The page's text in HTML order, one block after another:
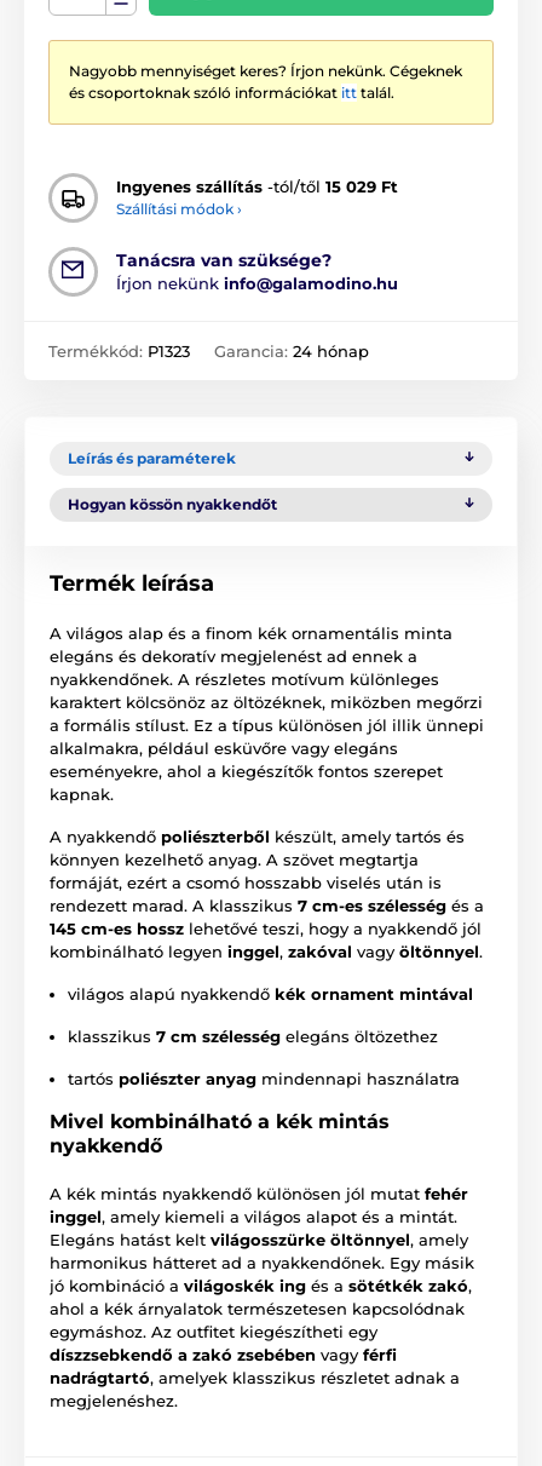
Nagyobb mennyiséget keres? Írjon nekünk. Cégeknek
és csoportoknak szóló információkat itt talál.
Ingyenes szállítás -tól/től 15 029 Ft
Szállítási módok ›
Tanácsra van szüksége?
Írjon nekünk info@galamodino.hu
Termékkód: P1323 Garancia: 24 hónap
Leírás és paraméterek
Hogyan kössön nyakkendőt
Termék leírása
A világos alap és a finom kék ornamentális minta
elegáns és dekoratív megjelenést ad ennek a
nyakkendőnek. A részletes motívum különleges
karaktert kölcsönöz az öltözéknek, miközben megőrzi
a formális stílust. Ez a típus különösen jól illik ünnepi
alkalmakra, például esküvőre vagy elegáns
eseményekre, ahol a kiegészítők fontos szerepet
kapnak.
A nyakkendő poliészterből készült, amely tartós és
könnyen kezelhető anyag. A szövet megtartja
formáját, ezért a csomó hosszabb viselés után is
rendezett marad. A klasszikus 7 cm-es szélesség és a
145 cm-es hossz lehetővé teszi, hogy a nyakkendő jól
kombinálható legyen inggel, zakóval vagy öltönnyel.
világos alapú nyakkendő kék ornament mintával
klasszikus 7 cm szélesség elegáns öltözethez
tartós poliészter anyag mindennapi használatra
Mivel kombinálható a kék mintás
nyakkendő
A kék mintás nyakkendő különösen jól mutat fehér
inggel, amely kiemeli a világos alapot és a mintát.
Elegáns hatást kelt világosszürke öltönnyel, amely
harmonikus hátteret ad a nyakkendőnek. Egy másik
jó kombináció a világoskék ing és a sötétkék zakó,
ahol a kék árnyalatok természetesen kapcsolódnak
egymáshoz. Az outfitet kiegészítheti egy
díszzsebkendő a zakó zsebében vagy férfi
nadrágtartó, amelyek klasszikus részletet adnak a
megjelenéshez.